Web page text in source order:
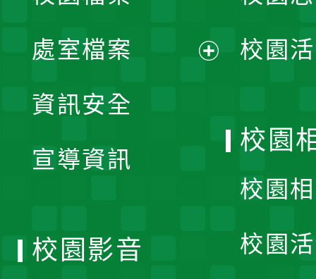
單
處室檔案
資訊安全
宣導資訊
校園
校園
校園
校園
校園影音